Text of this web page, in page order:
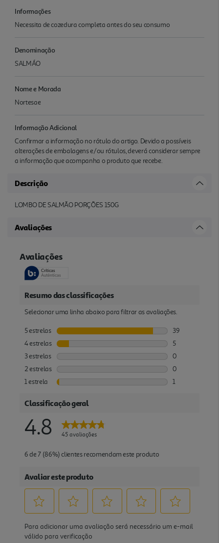
Informações
Necessita de cozedura completa antes do seu consumo
Denominação
SALMÁO
Nome e Morada
Nortesae
Informação Adicional
Confirmar a informação no rótulo do artigo. Devido a possíveis
alterações de embalagens e/ou rótulos, deverá considerar sempre
a informação que acompanha o produto que recebe.
Descrição
LOMBO DE SALMÃO PORÇÕES 150G
Avaliações